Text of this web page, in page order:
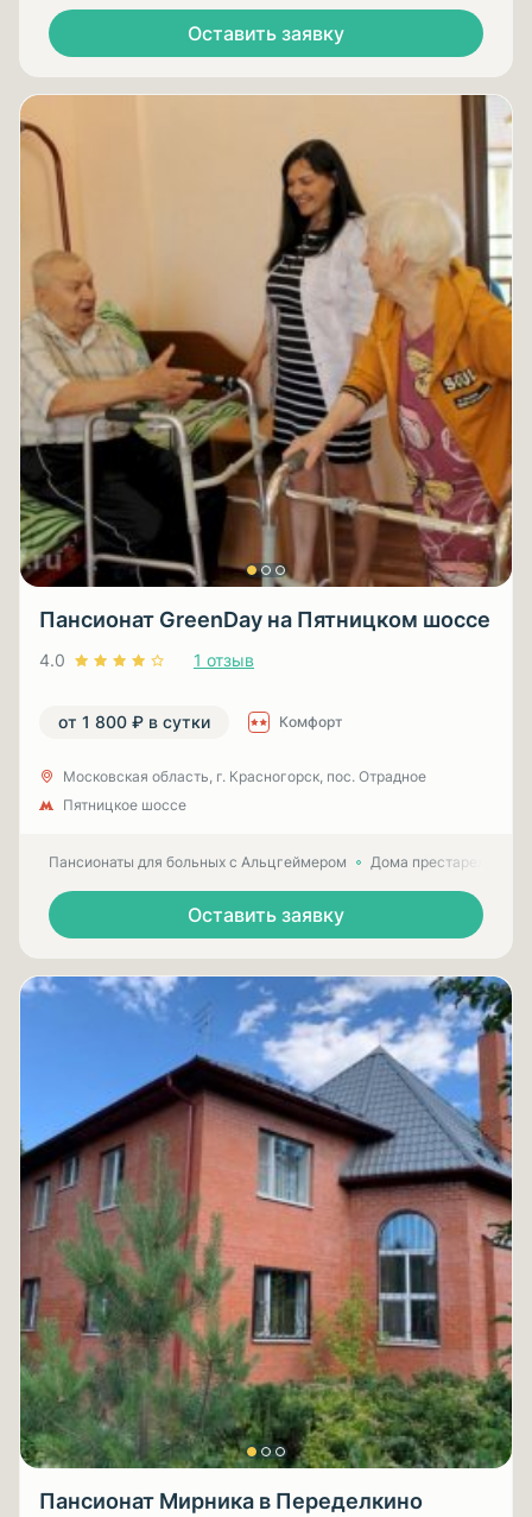
Оставить заявку
Пансионат GreenDay на Пятницком шоссе
4.0 1 отзыв
от 1 800 ₽ в сутки Комфорт
Московская область, г. Красногорск, пос. Отрадное
Пятницкое шоссе
Пансионаты для больных с Альцгеймером Дома престарелых
Оставить заявку
Пансионат Мирника в Переделкино